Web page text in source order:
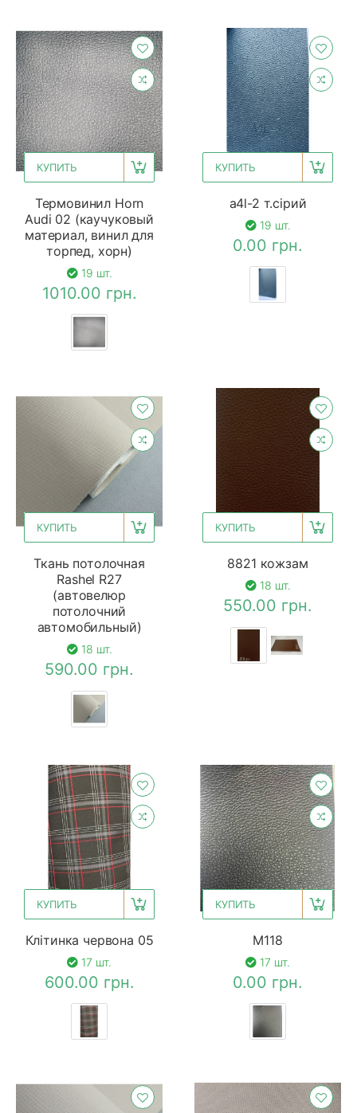
КУПИТЬ
Термовинил Horn
Audi 02 (каучуковый
материал, винил для
торпед, хорн)
19 шт.
1010.00 грн.
КУПИТЬ
a4l-2 т.сірий
19 шт.
0.00 грн.
КУПИТЬ
Ткань потолочная
Rashel R27
(автовелюр
потолочний
автомобильный)
18 шт.
590.00 грн.
КУПИТЬ
8821 кожзам
18 шт.
550.00 грн.
КУПИТЬ
Клітинка червона 05
17 шт.
600.00 грн.
КУПИТЬ
M118
17 шт.
0.00 грн.